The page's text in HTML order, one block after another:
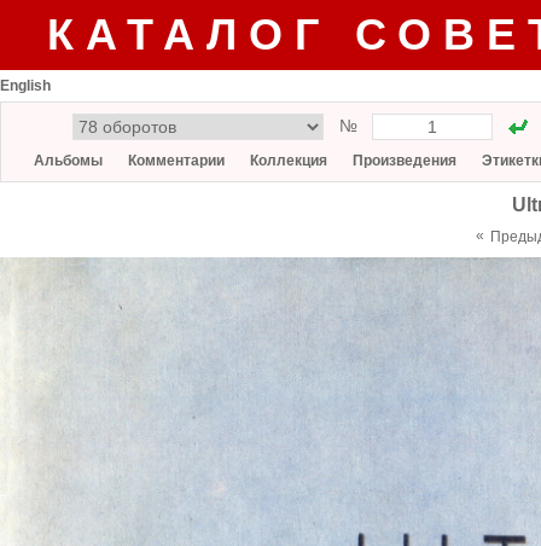
КАТАЛОГ
English
№
Альбомы Комментарии Коллекция Произведения
«